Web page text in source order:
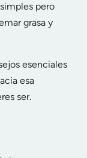
pero
grasa y
esenciales
esa
ser.